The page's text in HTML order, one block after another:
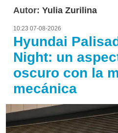
Autor: Yulia Zurilina
10:23 07-08-2026
Hyundai
Night: un
oscuro con la
mecánica